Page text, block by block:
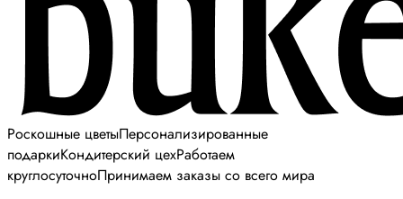
Роскошные цветыПерсонализированные
подаркиКондитерский цехРаботаем
круглосуточноПринимаем заказы со всего мира